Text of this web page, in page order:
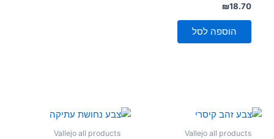
דורג
0
מתוך
₪18.70
הוספה לסל
Vallejo all products
Vallejo all products